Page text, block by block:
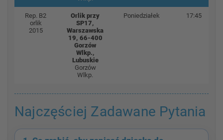
Rep. B2
orlik
2015
Orlik przy
SP17,
Warszawska
19, 66-400
Gorzów
Wlkp.,
Lubuskie
Gorzów
Wlkp.
Poniedziałek 17:45
Najczęściej Zadawane Pytania